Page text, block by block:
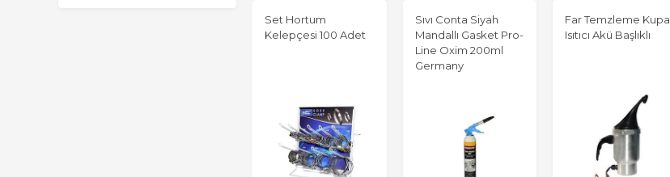
Set Hortum
Kelepçesi 100 Adet
Sıvı Conta Siyah
Mandallı Gasket Pro-
Line Oxim 200ml
Germany
Far Temzleme Kupa
Isıtıcı Akü Başlıklı